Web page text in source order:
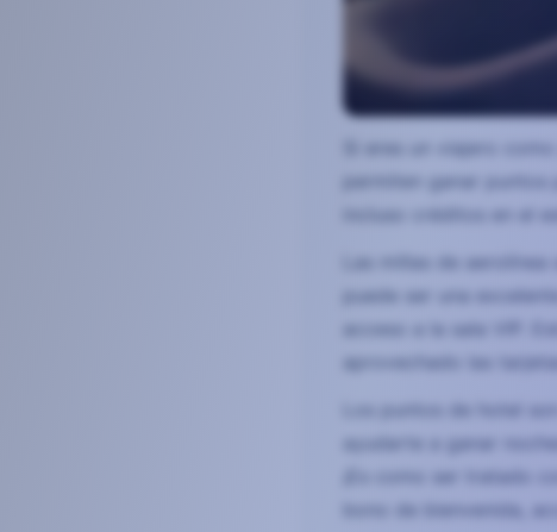
Si eres un viajero
permiten ganar
Las millas de
puede ser una
acceso a la sala VIP.
aprovechado las
ayudarte a ganar
¡Es como ser tratado